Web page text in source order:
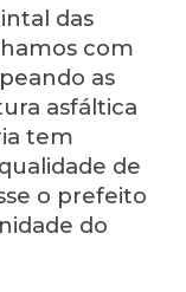
das
com
as
asfáltica
tem
de
o prefeito
do